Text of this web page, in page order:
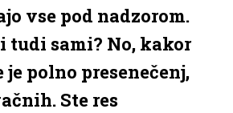
vse pod nadzorom.
tudi sami? No, kakor
polno presenečenj,
Ste res